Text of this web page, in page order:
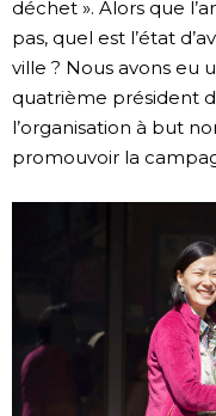
déchet ». Alors que
pas, quel est l’état
ville ? Nous avons eu
quatrième président
l’organisation à but
promouvoir la